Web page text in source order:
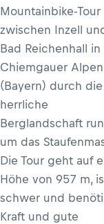
Mountainbike-Tour
zwischen Inzell
Bad Reichenhall in
Chiemgauer Alpen
(Bayern) durch die
herrliche
Berglandschaft
um das
Die Tour geht auf
Höhe von 957 m,
schwer und
Kraft und gute